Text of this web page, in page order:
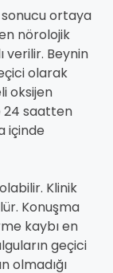
sonucu ortaya
nörolojik
verilir. Beynin
olarak
oksijen
24 saatten
içinde
Klinik
Konuşma
kaybı en
geçici
olmadığı